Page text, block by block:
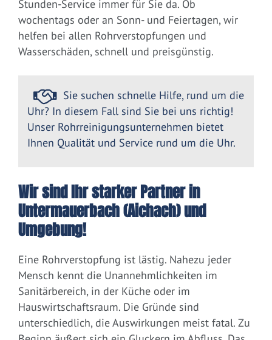
Stunden-Service immer für Sie da. Ob
wochentags oder an Sonn- und Feiertagen, wir
helfen bei allen Rohrverstopfungen und
Wasserschäden, schnell und preisgünstig.
Sie suchen schnelle Hilfe, rund um die
Uhr? In diesem Fall sind Sie bei uns richtig!
Unser Rohrreinigungsunternehmen bietet
Ihnen Qualität und Service rund um die Uhr.
Wir sind Ihr starker Partner in
Untermauerbach (Aichach) und
Umgebung!
Eine Rohrverstopfung ist lästig. Nahezu jeder
Mensch kennt die Unannehmlichkeiten im
Sanitärbereich, in der Küche oder im
Hauswirtschaftsraum. Die Gründe sind
unterschiedlich, die Auswirkungen meist fatal. Zu